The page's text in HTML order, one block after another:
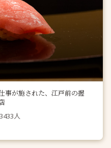
事が施された、江戸前の握
人